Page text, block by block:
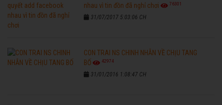
nhau vì tin đồn đã nghỉ chơi
76301
31/07/2017 5:03:06 CH
CON TRAI NS CHINH NHẪN VỀ CHỊU TANG
BỐ
42974
31/01/2016 1:08:47 CH